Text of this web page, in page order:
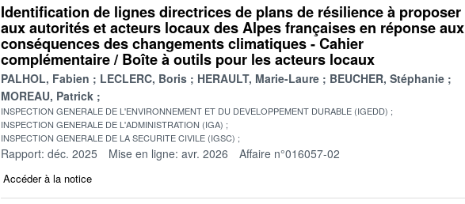
Identification de lignes directrices de plans de résilience à proposer
aux autorités et acteurs locaux des Alpes françaises en réponse aux
conséquences des changements climatiques - Cahier
complémentaire / Boîte à outils pour les acteurs locaux
PALHOL, Fabien LECLERC, Boris HERAULT, Marie-Laure
BEUCHER, Stéphanie
MOREAU, Patrick
INSPECTION GENERALE DE L'ENVIRONNEMENT ET DU DEVELOPPEMENT DURABLE (IGEDD)
INSPECTION GENERALE DE L'ADMINISTRATION (IGA)
INSPECTION GENERALE DE LA SECURITE CIVILE (IGSC)
Rapport: déc. 2025 Mise en ligne: avr. 2026 Affaire n°016057-02
Accéder à la notice